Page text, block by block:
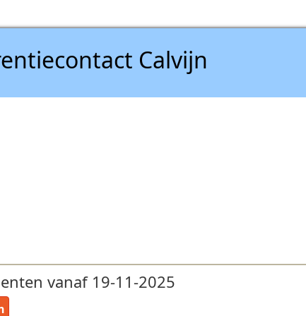
Calvijn
vanaf 19-11-2025